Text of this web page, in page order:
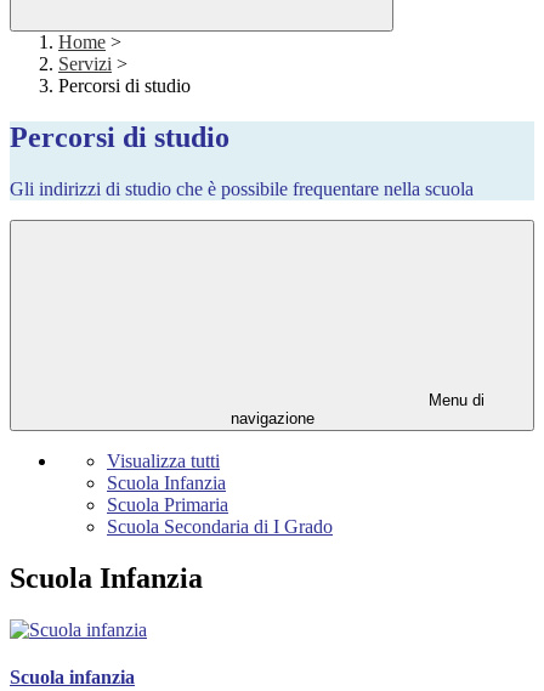
Home >
Servizi >
Percorsi di studio
Percorsi di studio
Gli indirizzi di studio che è possibile frequentare nella scuola
Menu di
navigazione
Visualizza tutti
Scuola Infanzia
Scuola Primaria
Scuola Secondaria di I Grado
Scuola Infanzia
Scuola infanzia